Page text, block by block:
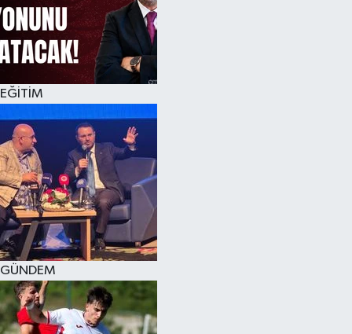
EĞİTİM
GÜNDEM
KÜLTÜR SANAT
MAGAZİN
SAĞLIK
SİYASET
SPOR
TEKNOLOJİ
VİZYONDAKİLER
YAŞAM